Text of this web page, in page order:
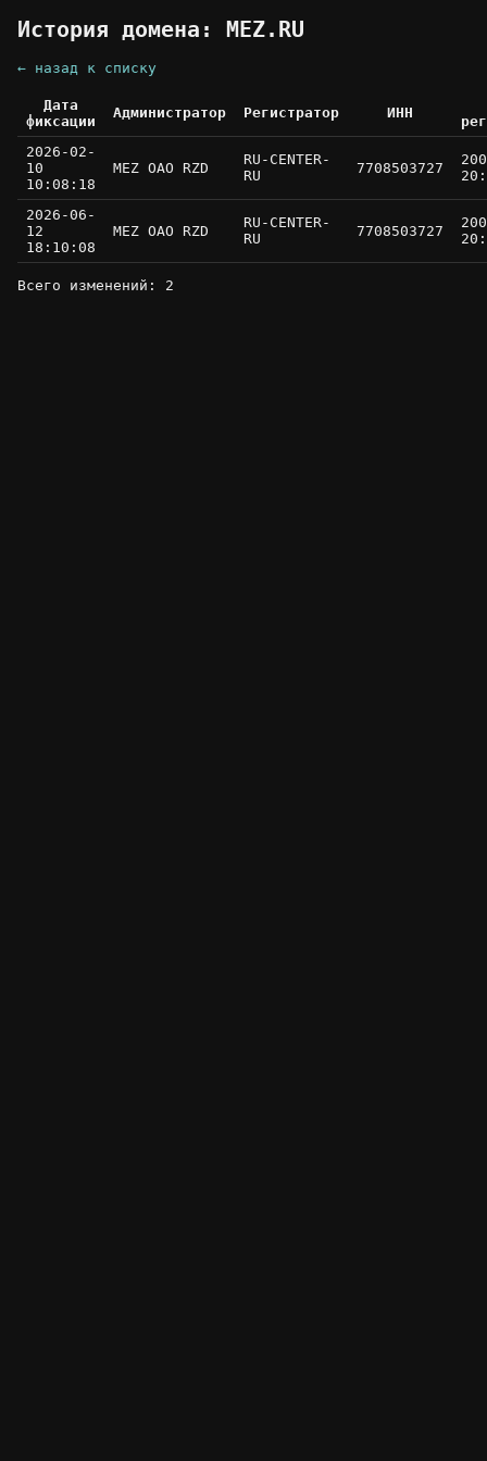
История домена: MEZ.RU
← назад к списку
Дата
фиксации
Администратор Регистратор ИНН
2026-02-
10
10:08:18
MEZ OAO RZD
RU-CENTER-
RU
7708503727
2026-06-
12
18:10:08
MEZ OAO RZD
RU-CENTER-
RU
7708503727
Всего изменений: 2